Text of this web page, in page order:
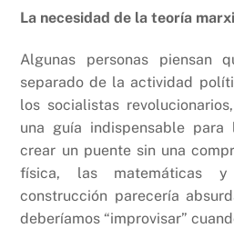
La necesidad de la teoría
Algunas personas piensan
separado de la actividad
los socialistas
una guía indispensable
crear un puente sin una
física, las matemáticas
construcción parecería
deberíamos “improvisar”